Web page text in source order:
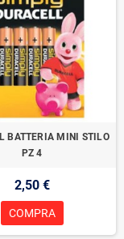
BATTERIA MINI STILO
PZ 4
2,50 €
COMPRA